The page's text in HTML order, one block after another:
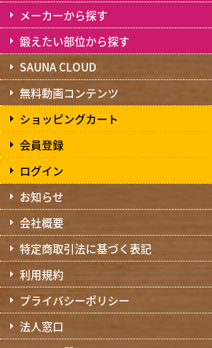
メーカーから探す
鍛えたい部位から探す
SAUNA CLOUD
無料動画コンテンツ
ショッピングカート
会員登録
ログイン
お知らせ
会社概要
特定商取引法に基づく表記
利用規約
プライバシーポリシー
法人窓口